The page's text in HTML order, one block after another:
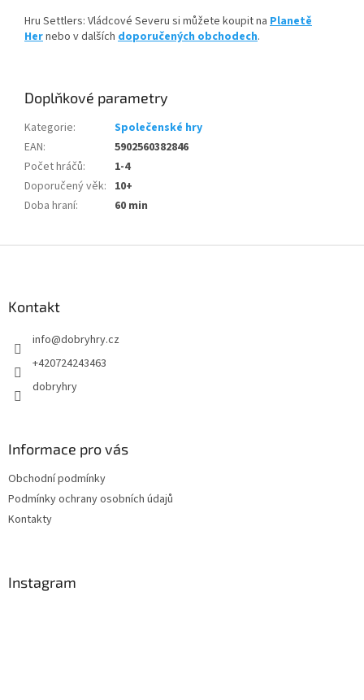
Hru Settlers: Vládcové Severu si můžete koupit na Planetě
Hernebo v dalších doporučených obchodech.
Doplňkové parametry
Kategorie:
Společenské hry
EAN:
5902560382846
Počet hráčů:
1-4
Doporučený věk: 10+
Doba hraní: 60 min
Kontakt
info@dobryhry.cz
+420724243463
dobryhry
Informace pro vás
Obchodní podmínky
Podmínky ochrany osobních údajů
Kontakty
Instagram